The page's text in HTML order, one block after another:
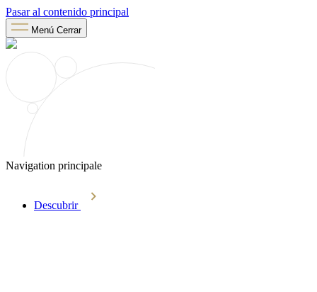
Pasar al contenido principal
Menú Cerrar
Navigation principale
Descubrir